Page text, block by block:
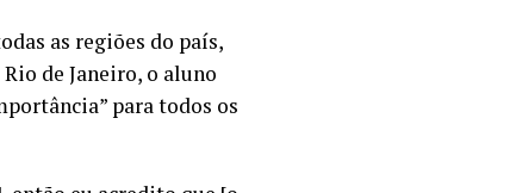
as regiões do país,
de Janeiro, o aluno
para todos os